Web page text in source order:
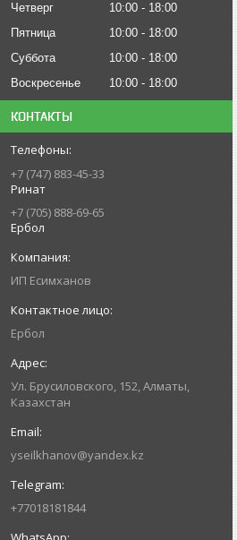
Четверг
10:00
18:00
Пятница
10:00
18:00
Суббота
10:00
18:00
Воскресенье
10:00 18:00
КОНТАКТЫ
+7 (747) 883-45-33
Ринат
+7 (705) 888-69-65
Ербол
ИП Есимxанов
Ербол
Ул. Брусиловского, 152, Алматы,
Казахстан
yseilkhanov@yandex.kz
+77018181844